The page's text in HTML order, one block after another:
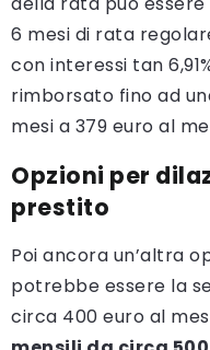
6 mesi di rata
con interessi tan
rimborsato fino ad
mesi a 379 euro al
Opzioni per
prestito
Poi ancora un’altra
potrebbe essere la
circa 400 euro al